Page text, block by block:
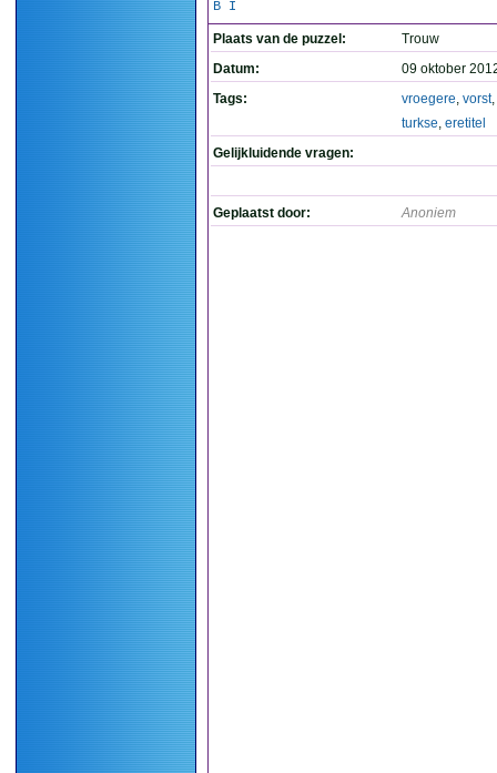
B I
Plaats van de puzzel:
Trouw
Datum:
09 oktober
Tags:
vroegere, vorst,
turkse, eretitel
Gelijkluidende vragen:
Geplaatst door: Anoniem